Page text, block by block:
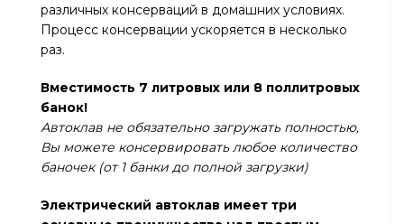
различных консерваций в домашних условиях.
Процесс консервации ускоряется в несколько
раз.
Вместимость 7 литровых или 8 поллитровых
банок!
Автоклав не обязательно загружать полностью,
Вы можете консервировать любое количество
баночек (от 1 банки до полной загрузки)
Электрический автоклав имеет три